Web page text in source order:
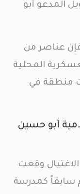
المدعو أبو
فإن عناصر من
المحلية
منطقة في
أبو حسين
وقعت
سابقاً كمدرسة